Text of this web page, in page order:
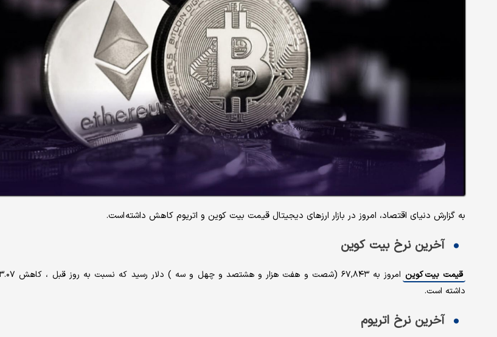
به گزارش دنیای اقتصاد، امروز در بازار ارزهای دیجیتال قیمت بیت کوین و اتریوم کاهش داشته است.
آخرین نرخ بیت کوین
قیمت بیت کوین
داشته است.
آخرین نرخ اتریوم